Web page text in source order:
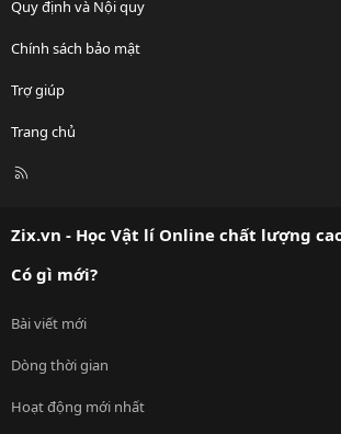
Quy định và Nội quy
Chính sách bảo mật
Trợ giúp
Trang chủ
R
Zix.vn - Học Vật lí Online chất lượng
Có gì mới?
Bài viết mới
Dòng thời gian
Hoạt động mới nhất